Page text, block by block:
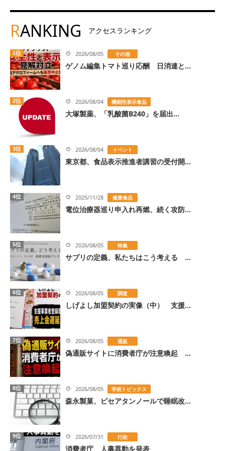
RANKING アクセスランキング
1位 2026/08/05 その他
ゲノム編集トマト巡り応酬 日消連と...
2位 2026/08/04 機能性表示食品
大塚製薬、「乳酸菌B240」を届出...
3位 2026/08/04 イベント
東京都、食品表示推進者講習の受付開...
4位 2025/11/28 健康食品
電位治療器巡り申入れ再燃、続く攻防...
5位 2026/08/05 特集
サプリの定義、私たちはこう考える ...
6位 2026/08/05 調査
しげよし加盟契約の実像（中） 支援...
7位 2026/08/05 通販
偽通販サイトに消費者庁が注意喚起 ...
8位 2026/08/05 学術トピックス
森永製菓、ピセアタンノールで睡眠改...
9位 2026/07/31 行政
消費者庁、人事異動を発表